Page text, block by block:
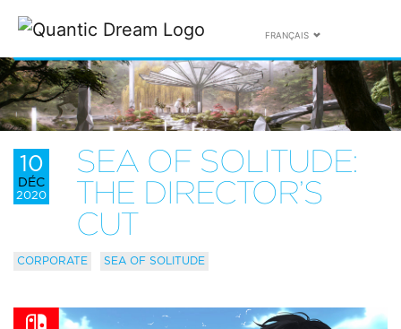
FRANÇAIS
10
DÉC
2020
SEA OF SOLITUDE:
THE DIRECTOR’S
CUT
CORPORATE SEA OF SOLITUDE